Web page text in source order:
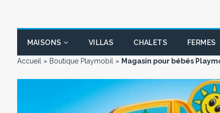
MAISONS VILLAS CHALETS FERMES
Accueil » Boutique Playmobil » Magasin pour bébés